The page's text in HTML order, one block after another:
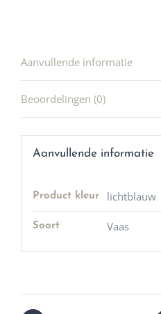
Aanvullende informatie
Beoordelingen (0)
Aanvullende informatie
Product kleur lichtblauw
Soort Vaas